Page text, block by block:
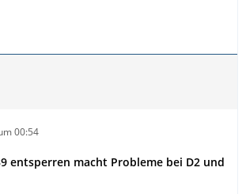
00:54
entsperren macht Probleme bei D2 und